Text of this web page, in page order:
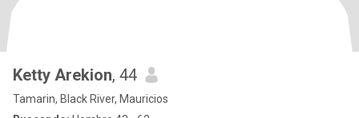
Ketty Arekion, 44
Tamarin, Black River, Mauricios